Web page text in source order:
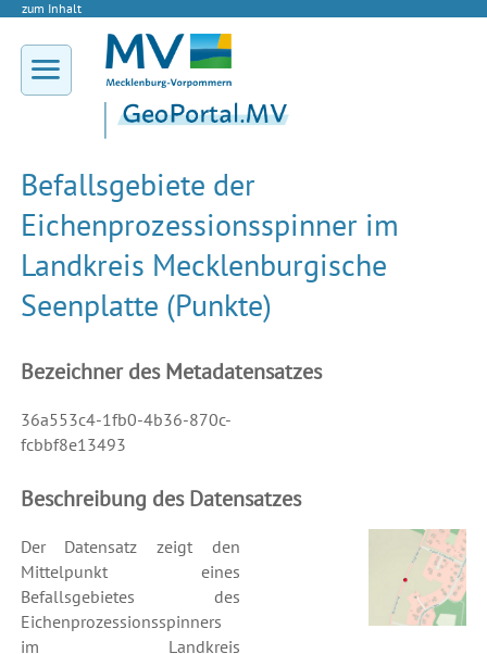
zum Inhalt
Befallsgebiete der
Eichenprozessionsspinner im
Landkreis Mecklenburgische
Seenplatte (Punkte)
Bezeichner des Metadatensatzes
36a553c4-1fb0-4b36-870c-
fcbbf8e13493
Beschreibung des Datensatzes
Der Datensatz zeigt den
Mittelpunkt eines
Befallsgebietes des
Eichenprozessionsspinners
im Landkreis